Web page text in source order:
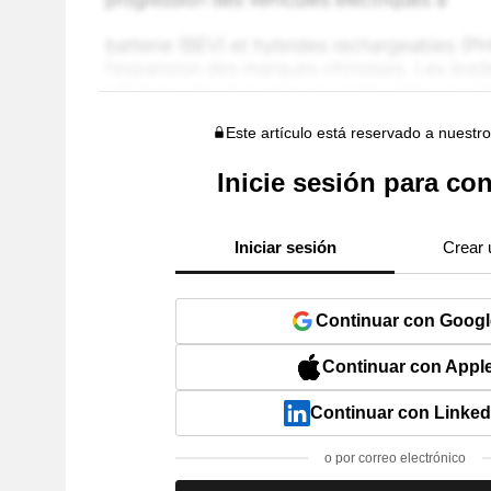
Este artículo está reservado a
Inicie sesión para
Iniciar sesión Crear
Continuar con
Continuar con
Continuar con
o por correo electrónico